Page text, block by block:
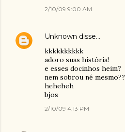
2/10/09 9:00 AM
Unknown disse…
kkkkkkkkkk
adoro suas história!
e esses docinhos heim?
nem sobrou né mesmo??
heheheh
bjos
2/10/09 4:13 PM